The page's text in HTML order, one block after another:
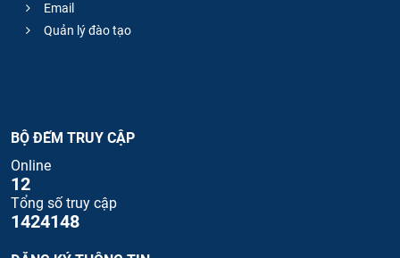
Email
Quản lý đào tạo
BỘ ĐẾM TRUY CẬP
Online
12
Tổng số truy cập
1424148